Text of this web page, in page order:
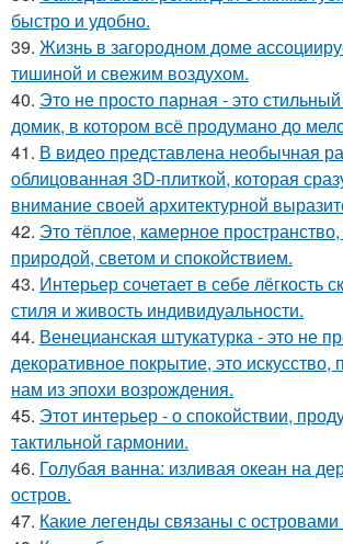
быстро и удобно.
39. Жизнь в загородном доме
тишиной и свежим воздухом.
40. Это не просто парная - это
домик, в котором всё продумано до
41. В видео представлена необычная
облицованная 3D-плиткой, которая
внимание своей архитектурной
42. Это тёплое, камерное
природой, светом и спокойствием.
43. Интерьер сочетает в себе лёгкость
стиля и живость индивидуальности.
44. Венецианская штукатурка - это не
декоративное покрытие, это
нам из эпохи возрождения.
45. Этот интерьер - о спокойствии,
тактильной гармонии.
46. Голубая ванна: изливая океан на
остров.
47. Какие легенды связаны с